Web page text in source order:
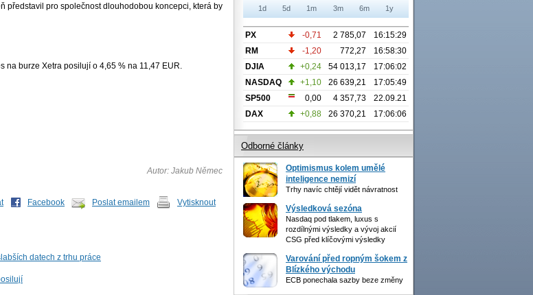
představil pro společnost dlouhodobou koncepci, která by
na burze Xetra posilují o 4,65 % na 11,47 EUR.
Autor: Jakub Němec
Facebook Poslat emailem Vytisknout
datech z trhu práce
1d 5d 1m 3m 6m 1y
PX -0,71 2 785,07
16:15:29
RM
-1,20 772,27
16:58:30
DJIA
+0,24 54 013,17
17:06:02
NASDAQ
+1,10 26 639,21
17:05:49
SP500
0,00 4 357,73
22.09.21
DAX
+0,88 26 370,21 17:06:06
Odborné články
Optimismus kolem umělé
inteligence nemizí
Trhy navíc chtějí vidět návratnost
Výsledková sezóna
Nasdaq pod tlakem, luxus s
rozdílnými výsledky a vývoj akcií
CSG před klíčovými výsledky
Varování před ropným šokem z
Blízkého východu
ECB ponechala sazby beze změny